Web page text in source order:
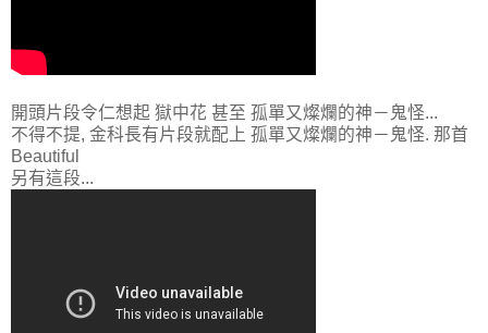
開頭片段令仁想起 獄中花 甚至 孤單又燦爛的神－鬼怪...
不得不提, 金科長有片段就配上 孤單又燦爛的神－鬼怪. 那首
Beautiful
另有這段...